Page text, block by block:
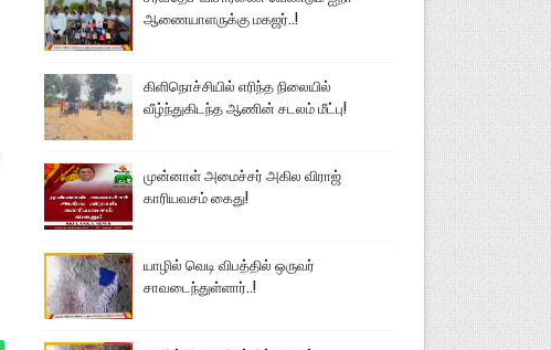
ஆணையாளருக்கு மகஜர்..!
கிளிநொச்சியில் எரிந்த நிலையில்
வீழ்ந்துகிடந்த ஆணின் சடலம் மீட்பு!
முன்னாள் அமைச்சர் அகில விராஜ்
காரியவசம் கைது!
யாழில் வெடி விபத்தில் ஒருவர்
சாவடைந்துள்ளார்..!